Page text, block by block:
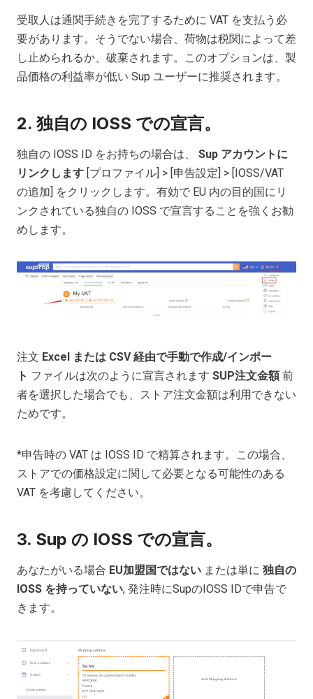
受取人は通関手続きを完了するために VAT を支払う必
要があります。そうでない場合、荷物は税関によって差
し止められるか、破棄されます。このオプションは、製
品価格の利益率が低い Sup ユーザーに推奨されます。
2. 独自の IOSS での宣言。
独自の IOSS ID をお持ちの場合は、 Sup アカウントに
リンクします [プロファイル] > [申告設定] > [IOSS/VAT
の追加] をクリックします。有効で EU 内の目的国にリ
ンクされている独自の IOSS で宣言することを強くお勧
めします。
注文 Excel または CSV 経由で手動で作成/インポー
ト ファイルは次のように宣言されます SUP注文金額前
者を選択した場合でも、ストア注文金額は利用できない
ためです。
*申告時の VAT は IOSS ID で精算されます。この場合、
ストアでの価格設定に関して必要となる可能性のある
VAT を考慮してください。
3. Sup の IOSS での宣言。
あなたがいる場合 EU加盟国ではない または単に 独自の
IOSS を持っていない, 発注時にSupのIOSS IDで申告で
きます。